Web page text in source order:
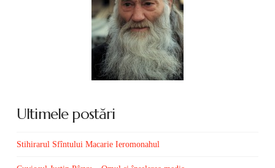
Ultimele postări
Stihirarul Sfîntului Macarie Ieromonahul